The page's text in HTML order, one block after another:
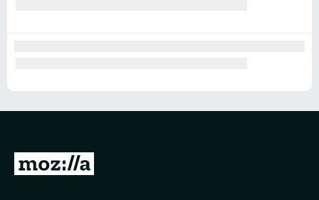
N